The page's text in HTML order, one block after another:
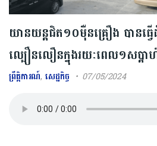
យានយន្តជិត១០ម៉ឺនគ្រឿង បានធ្វើ
ល្បឿនលឿនក្នុងរយៈពេល១សប្តា
ព្រឹត្តិការណ៍,សេដ្ឋកិច្ច 07/05/2024